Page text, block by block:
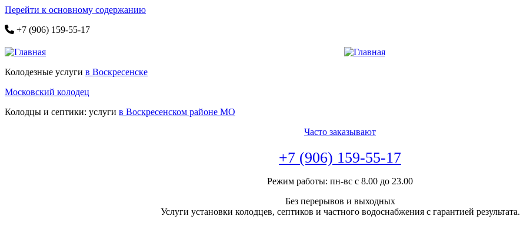
Перейти к основному содержанию
+7 (906) 159-55-17
Колодезные услуги в Воскресенске
Московский колодец
Колодцы и септики: услуги в Воскресенском районе МО
Часто заказывают
+7 (906) 159-55-17
Режим работы: пн-вс с 8.00 до 23.00
Без перерывов и выходных
Услуги установки колодцев, септиков и частного водоснабжения с гарантией результата.